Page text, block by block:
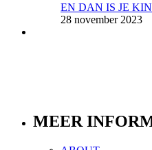
EN DAN IS JE
28 november 2023
MEER